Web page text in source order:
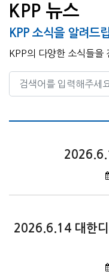
KPP 뉴스
KPP 소식을 알려드
KPP의 다양한 소식들을
2026.6.14 대한